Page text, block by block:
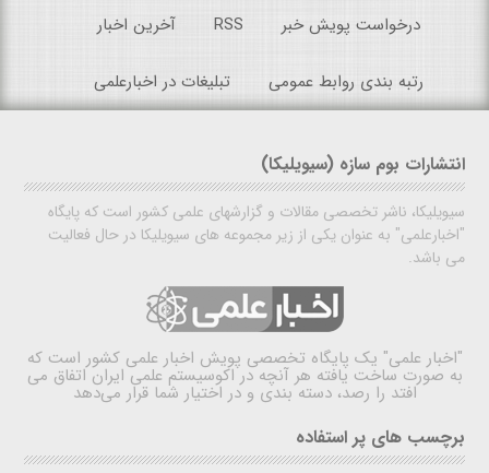
درخواست پویش خبر RSS آخرین اخبار
رتبه بندی روابط عمومی تبلیغات در اخبارعلمی
انتشارات بوم سازه (سیویلیکا)
سیویلیکا، ناشر تخصصی مقالات و گزارشهای علمی کشور است که پایگاه
"اخبارعلمی" به عنوان یکی از زیر مجموعه های سیویلیکا در حال فعالیت
می باشد.
"اخبار علمی" یک پایگاه تخصصی پویش اخبار علمی کشور است که
به صورت ساخت یافته هر آنچه در اکوسیستم علمی ایران اتفاق می
افتد را رصد، دسته بندی و در اختیار شما قرار می‌دهد
برچسب های پر استفاده